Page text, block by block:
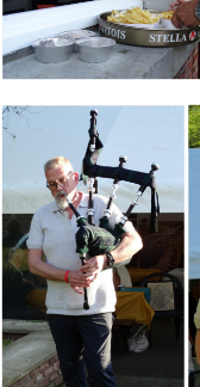
Branding
ARMCHAIR